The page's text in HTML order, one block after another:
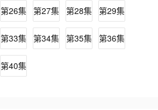
第26集 第27集 第28集 第29集
第33集 第34集 第35集 第36集
第40集